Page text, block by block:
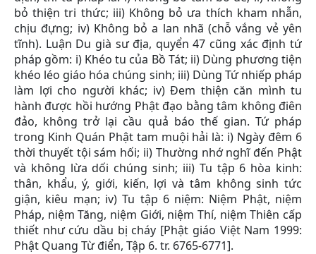
bỏ thiện tri thức; iii) Không bỏ ưa thích kham nhẫn,
chịu đựng; iv) Không bỏ a lan nhã (chỗ vắng vẻ yên
tĩnh). Luận Du già sư địa, quyển 47 cũng xác định tứ
pháp gồm: i) Khéo tu của Bồ Tát; ii) Dùng phương tiện
khéo léo giáo hóa chúng sinh; iii) Dùng Tứ nhiếp pháp
làm lợi cho người khác; iv) Đem thiện căn mình tu
hành được hồi hướng Phật đạo bằng tâm không điên
đảo, không trở lại cầu quả báo thế gian. Tứ pháp
trong Kinh Quán Phật tam muội hải là: i) Ngày đêm 6
thời thuyết tội sám hối; ii) Thường nhớ nghĩ đến Phật
và không lừa dối chúng sinh; iii) Tu tập 6 hòa kinh:
thân, khẩu, ý, giới, kiến, lợi và tâm không sinh tức
giận, kiêu mạn; iv) Tu tập 6 niệm: Niệm Phật, niệm
Pháp, niệm Tăng, niệm Giới, niệm Thí, niệm Thiên cấp
thiết như cứu dầu bị cháy [Phật giáo Việt Nam 1999:
Phật Quang Từ điển, Tập 6. tr. 6765-6771].